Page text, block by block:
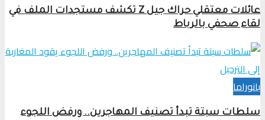
عائلات معتقلي حراك جيل Z تكشف مستجدات الملف في
لقاء صحفي بالرباط
بانوراما
سلطات سبتة تبدأ تصنيف المهاجرين.. ورفض اللجوء